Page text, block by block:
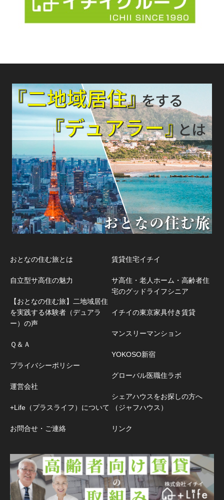
おとなの住む旅とは
自立型サ高住の魅力
【おとなの住む旅】二地域居住
を実践する体験者（デュアラ
ー）の声
Ｑ＆Ａ
プライバシーポリシー
運営会社
+Life（プラスライフ）について
お問合せ・ご連絡
賃貸住宅イチイ
サ高住・老人ホーム・高齢者住
宅のグッドライフシニア
イチイの東京家具付き賃貸
マンスリーマンション
YOKOSO新宿
グローバル医職住ラボ
シェアハウスをお探しの方へ
（ジャフハウス）
リンク